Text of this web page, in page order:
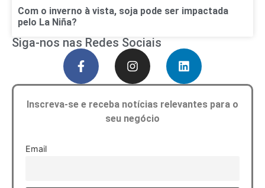
Com o inverno à vista, soja pode ser impactada
pelo La Niña?
Siga-nos nas Redes Sociais
Inscreva-se e receba notícias relevantes para o
seu negócio
Email